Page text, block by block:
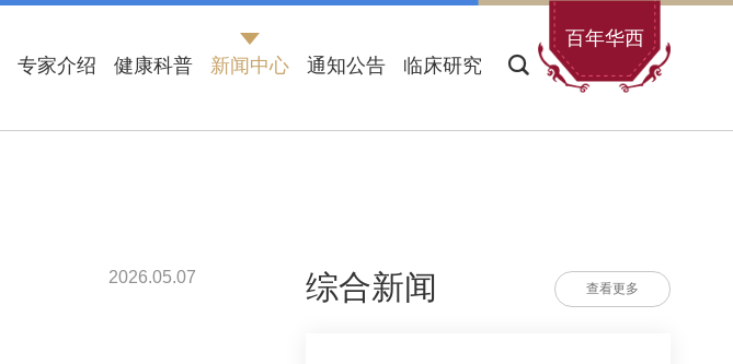
百年华西
专家介绍 健康科普 新闻中心 通知公告 临床研究
2026.05.07 综合新闻 查看更多